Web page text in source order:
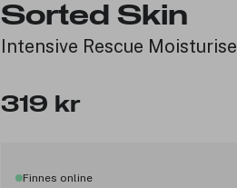
Sorted Skin
Intensive Rescue
319 kr
Finnes online